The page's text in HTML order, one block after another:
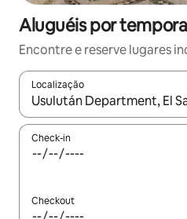
Aluguéis por
Encontre e reserve lugares
Localização
Quando os resultados
Check-in
Checkout